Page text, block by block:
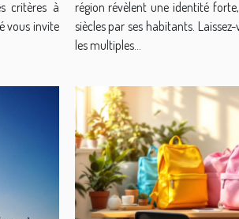
critères à
vous invite
région révèlent une identité
siècles par ses habitants.
les multiples...